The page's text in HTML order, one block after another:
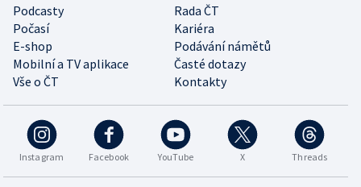
Podcasty
Rada ČT
Počasí
Kariéra
E-shop
Podávání námětů
Mobilní a TV aplikace
Časté dotazy
Vše o ČT
Kontakty
Instagram Facebook YouTube X Threads